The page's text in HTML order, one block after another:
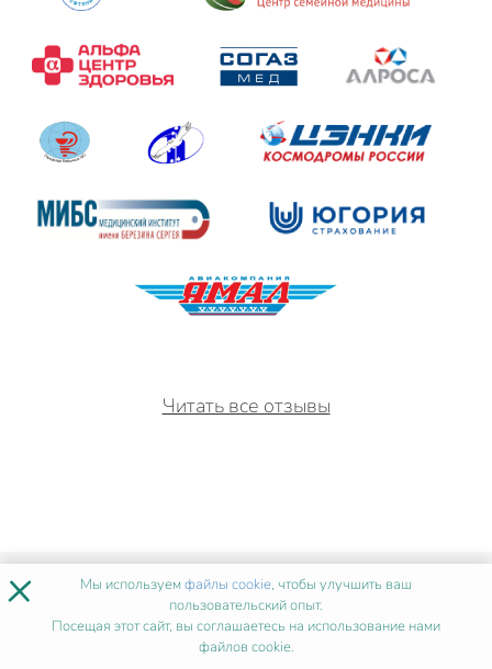
Читать все отзывы
ИСТОРИИ УСПЕХАПОСЛЕ
НАШЕГО ОБУЧЕНИЯ
× Мы используемфайлы cookie, чтобы улучшить ваш
пользовательский опыт.
Посещая этот сайт, вы соглашаетесь на использование нами
файлов cookie.